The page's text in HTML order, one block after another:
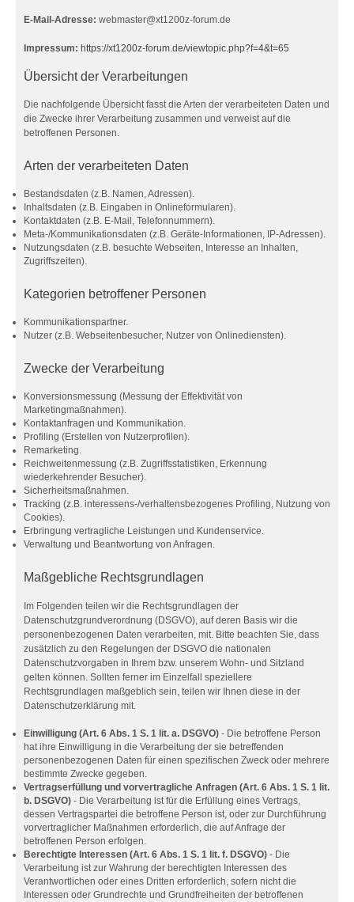
E-Mail-Adresse: webmaster@xt1200z-forum.de
Impressum: https://xt1200z-forum.de/viewtopic.php?f=4&t=65
Übersicht der Verarbeitungen
Die nachfolgende Übersicht fasst die Arten der verarbeiteten Daten und
die Zwecke ihrer Verarbeitung zusammen und verweist auf die
betroffenen Personen.
Arten der verarbeiteten Daten
Bestandsdaten (z.B. Namen, Adressen).
Inhaltsdaten (z.B. Eingaben in Onlineformularen).
Kontaktdaten (z.B. E-Mail, Telefonnummern).
Meta-/Kommunikationsdaten (z.B. Geräte-Informationen, IP-Adressen).
Nutzungsdaten (z.B. besuchte Webseiten, Interesse an Inhalten,
Zugriffszeiten).
Kategorien betroffener Personen
Kommunikationspartner.
Nutzer (z.B. Webseitenbesucher, Nutzer von Onlinediensten).
Zwecke der Verarbeitung
Konversionsmessung (Messung der Effektivität von
Marketingmaßnahmen).
Kontaktanfragen und Kommunikation.
Profiling (Erstellen von Nutzerprofilen).
Remarketing.
Reichweitenmessung (z.B. Zugriffsstatistiken, Erkennung
wiederkehrender Besucher).
Sicherheitsmaßnahmen.
Tracking (z.B. interessens-/verhaltensbezogenes Profiling, Nutzung von
Cookies).
Erbringung vertragliche Leistungen und Kundenservice.
Verwaltung und Beantwortung von Anfragen.
Maßgebliche Rechtsgrundlagen
Im Folgenden teilen wir die Rechtsgrundlagen der
Datenschutzgrundverordnung (DSGVO), auf deren Basis wir die
personenbezogenen Daten verarbeiten, mit. Bitte beachten Sie, dass
zusätzlich zu den Regelungen der DSGVO die nationalen
Datenschutzvorgaben in Ihrem bzw. unserem Wohn- und Sitzland
gelten können. Sollten ferner im Einzelfall speziellere
Rechtsgrundlagen maßgeblich sein, teilen wir Ihnen diese in der
Datenschutzerklärung mit.
Einwilligung (Art. 6 Abs. 1 S. 1 lit. a. DSGVO) - Die betroffene Person
hat ihre Einwilligung in die Verarbeitung der sie betreffenden
personenbezogenen Daten für einen spezifischen Zweck oder mehrere
bestimmte Zwecke gegeben.
Vertragserfüllung und vorvertragliche Anfragen (Art. 6 Abs. 1 S. 1 lit.
b. DSGVO) - Die Verarbeitung ist für die Erfüllung eines Vertrags,
dessen Vertragspartei die betroffene Person ist, oder zur Durchführung
vorvertraglicher Maßnahmen erforderlich, die auf Anfrage der
betroffenen Person erfolgen.
Berechtigte Interessen (Art. 6 Abs. 1 S. 1 lit. f. DSGVO) - Die
Verarbeitung ist zur Wahrung der berechtigten Interessen des
Verantwortlichen oder eines Dritten erforderlich, sofern nicht die
Interessen oder Grundrechte und Grundfreiheiten der betroffenen